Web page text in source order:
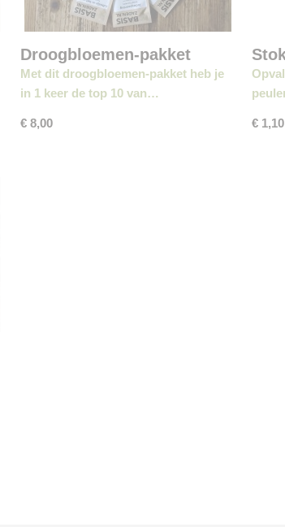
Droogbloemen-pakket
Met dit droogbloemen-pakket heb je
in 1 keer de top 10 van…
€ 8,00 € 1,10